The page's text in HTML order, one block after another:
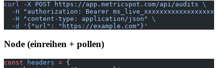
curl -X POST https://app.metricspot.com/api/audits \
  -H
"authorization: Bearer
  -H
"content-type: application/json"
\
  -d
'{"url": "https://example.com"}'
Node (einreihen + pollen)
const headers = {